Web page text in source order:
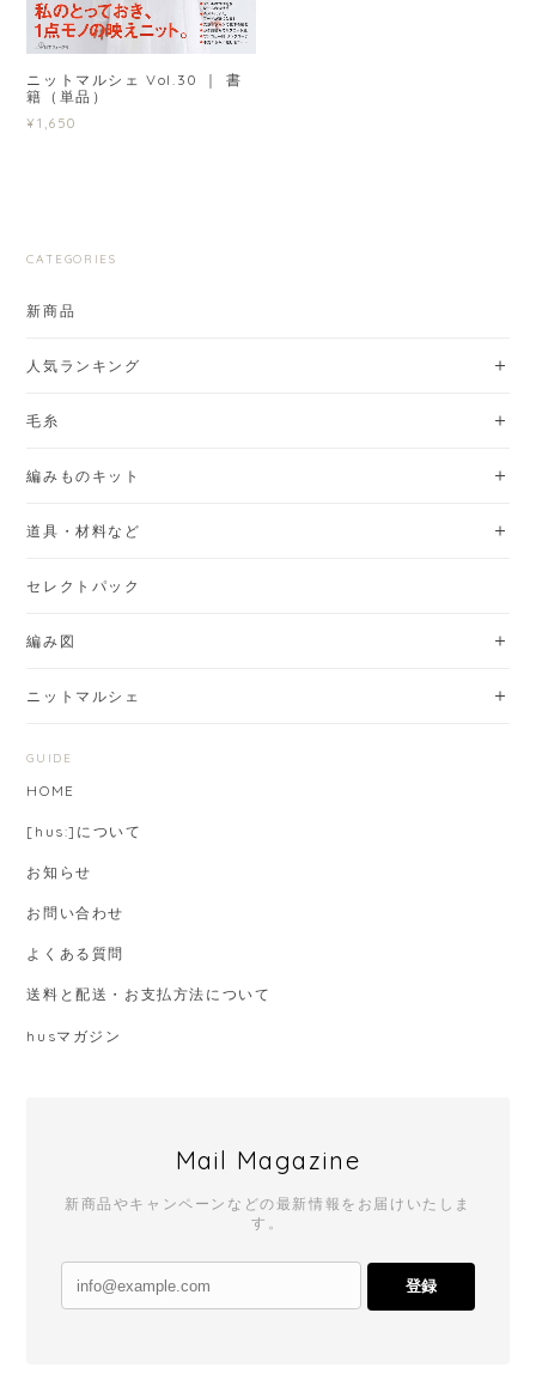
ニットマルシェ Vol.30 ｜ 書
籍（単品）
¥1,650
CATEGORIES
新商品
人気ランキング
毛糸
編みものキット
道具・材料など
セレクトパック
編み図
ニットマルシェ
GUIDE
HOME
[hus:]について
お知らせ
お問い合わせ
よくある質問
送料と配送・お支払方法について
husマガジン
Mail Magazine
新商品やキャンペーンなどの最新情報をお届けいたしま
す。
登録